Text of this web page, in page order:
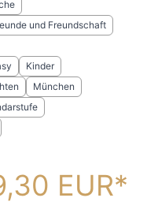
und Freundschaft
Kinder
München
EUR